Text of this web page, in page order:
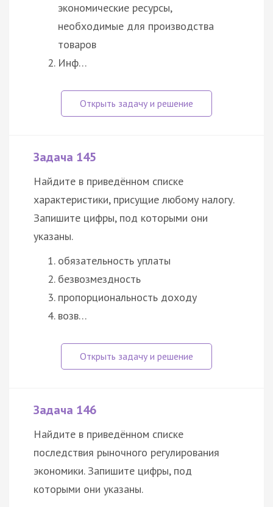
экономические ресурсы,
необходимые для производства
товаров
Инф…
Задача 145
Найдите в приведённом списке
характеристики, присущие любому налогу.
Запишите цифры, под которыми они
указаны.
обязательность уплаты
безвозмездность
пропорциональность доходу
возв…
Задача 146
Найдите в приведённом списке
последствия рыночного регулирования
экономики. Запишите цифры, под
которыми они указаны.